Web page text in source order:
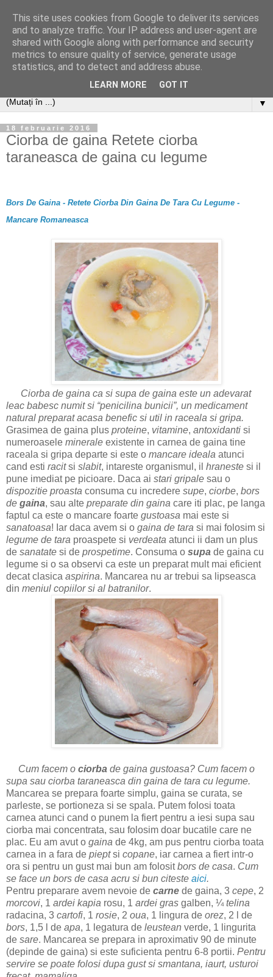
▼
18 februarie 2016
Ciorba de gaina Retete ciorba
taraneasca de gaina cu legume
Bors De Gaina - Retete Ciorba Din Gaina De Tara Cu Legume -
Mancare Romaneasca
Ciorba de gaina ca si supa de gaina este un adevarat
leac babesc numit si “penicilina bunicii”, un medicament
natural preparat acasa benefic si util in raceala si gripa.
Grasimea de gaina plus proteine, vitamine, antoxidanti si
numeroasele minerale existente in carnea de gaina tine
raceala si gripa departe si este o mancare ideala atunci
cand esti racitsi slabit, intareste organismul, il hraneste si il
pune imediat pe picioare. Daca ai stari gripale sau o
dispozitie proasta consuma cu incredere supe, ciorbe, bors
de gaina, sau alte preparate din gaina care iti plac, pe langa
faptul ca este o mancare foarte gustoasa mai este si
sanatoasa! Iar daca avem si o gaina de tara si mai folosim si
legume de tara proaspete si verdeata atunci ii dam un plus
de sanatate si de prospetime. Consuma o supa de gaina cu
legume si o sa observi ca este un preparat mult mai eficient
decat clasica aspirina. Mancarea nu ar trebui sa lipseasca
din meniul copiilor si al batranilor.
Cum facem o ciorba de gaina gustoasa? Cum facem o
supa sau ciorba taraneasca din gaina de tara cu legume.
Mancarea se prepara foarte simplu, gaina se curata, se
parleste, se portioneza si se spala. Putem folosi toata
carnea atunci cand o punem la fiert pentru a iesi supa sau
ciorba mai concentrata, sau folosim doar bucatile care ne
plac. Eu am avut o gaina de 4kg, am pus pentru ciorba toata
carnea in a fara de pieptsi copane, iar carnea a fiert intr-o
ora si pentru un gust mai bun am folositbors de casa. Cum
se face un bors de casa acru si bun citeste aici.
Pentru preparare avem nevoie de carne de gaina, 3 cepe, 2
morcovi, 1 ardei kapia rosu, 1 ardei gras galben, ¼telina
radacina, 3 cartofi, 1 rosie, 2 oua, 1 lingura de orez, 2 l de
bors, 1,5 l de apa, 1 legatura de leustean verde, 1 lingurita
de sare. Mancarea se prepara in aproximativ 90 de minute
(depinde de gaina) si este suficienta pentru 6-8 portii. Pentru
servire se poate folosi dupa gust si smantana, iaurt, usturoi
This site uses cookies from Google to deliver its services
and to analyze traffic. Your IP address and user-agent are
shared with Google along with performance and security
metrics to ensure quality of service, generate usage
statistics, and to detect and address abuse.
LEARN MORE GOT IT